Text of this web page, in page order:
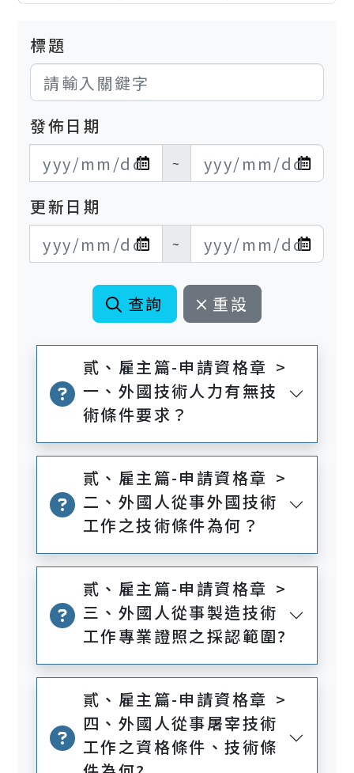
標題
發佈日期
發布日期開始
~
發布日期結束
更新日期
更新日期開始
~
更新日期結束
查詢 重設
貳、雇主篇-申請資格章 >
一、外國技術人力有無技
術條件要求？
貳、雇主篇-申請資格章 >
二、外國人從事外國技術
工作之技術條件為何？
貳、雇主篇-申請資格章 >
三、外國人從事製造技術
工作專業證照之採認範圍?
貳、雇主篇-申請資格章 >
四、外國人從事屠宰技術
工作之資格條件、技術條